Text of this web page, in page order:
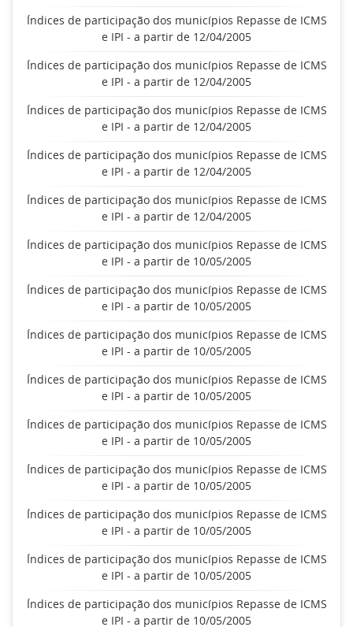
Índices de participação dos municípios Repasse de ICMS
e IPI - a partir de 12/04/2005
Índices de participação dos municípios Repasse de ICMS
e IPI - a partir de 12/04/2005
Índices de participação dos municípios Repasse de ICMS
e IPI - a partir de 12/04/2005
Índices de participação dos municípios Repasse de ICMS
e IPI - a partir de 12/04/2005
Índices de participação dos municípios Repasse de ICMS
e IPI - a partir de 12/04/2005
Índices de participação dos municípios Repasse de ICMS
e IPI - a partir de 10/05/2005
Índices de participação dos municípios Repasse de ICMS
e IPI - a partir de 10/05/2005
Índices de participação dos municípios Repasse de ICMS
e IPI - a partir de 10/05/2005
Índices de participação dos municípios Repasse de ICMS
e IPI - a partir de 10/05/2005
Índices de participação dos municípios Repasse de ICMS
e IPI - a partir de 10/05/2005
Índices de participação dos municípios Repasse de ICMS
e IPI - a partir de 10/05/2005
Índices de participação dos municípios Repasse de ICMS
e IPI - a partir de 10/05/2005
Índices de participação dos municípios Repasse de ICMS
e IPI - a partir de 10/05/2005
Índices de participação dos municípios Repasse de ICMS
e IPI - a partir de 10/05/2005